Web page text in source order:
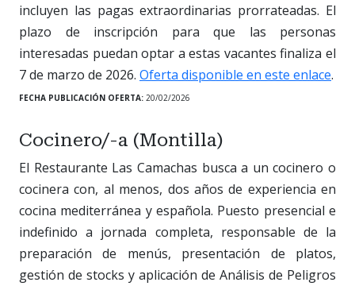
incluyen las pagas extraordinarias prorrateadas. El
plazo de inscripción para que las personas
interesadas puedan optar a estas vacantes finaliza el
7 de marzo de 2026. Oferta disponible en este enlace.
FECHA PUBLICACIÓN OFERTA: 20/02/2026
Cocinero/-a (Montilla)
El Restaurante Las Camachas busca a un cocinero o
cocinera con, al menos, dos años de experiencia en
cocina mediterránea y española. Puesto presencial e
indefinido a jornada completa, responsable de la
preparación de menús, presentación de platos,
gestión de stocks y aplicación de Análisis de Peligros